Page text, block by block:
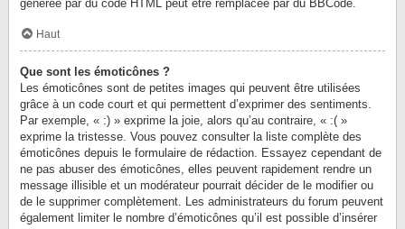
générée par du code HTML peut être remplacée par du BBCode.
Haut
Que sont les émoticônes ?
Les émoticônes sont de petites images qui peuvent être utilisées
grâce à un code court et qui permettent d’exprimer des sentiments.
Par exemple, « :) » exprime la joie, alors qu’au contraire, « :( »
exprime la tristesse. Vous pouvez consulter la liste complète des
émoticônes depuis le formulaire de rédaction. Essayez cependant de
ne pas abuser des émoticônes, elles peuvent rapidement rendre un
message illisible et un modérateur pourrait décider de le modifier ou
de le supprimer complètement. Les administrateurs du forum peuvent
également limiter le nombre d’émoticônes qu’il est possible d’insérer